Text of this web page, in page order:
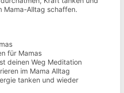
Mama-Alltag schaffen.
für Mamas
deinen Weg Meditation
im Mama Alltag
tanken und wieder